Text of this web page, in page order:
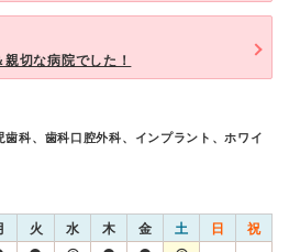
切な病院でした！
科、歯科口腔外科、インプラント、ホワイ
火 水 木 金 土 日 祝